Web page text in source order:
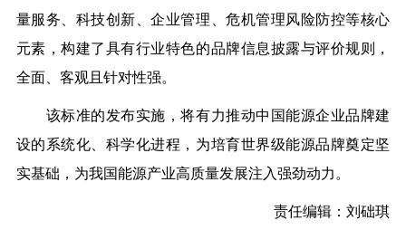
量服务、科技创新、企业管理、危机管理风险防控等核心
元素，构建了具有行业特色的品牌信息披露与评价规则，
全面、客观且针对性强。
该标准的发布实施，将有力推动中国能源企业品牌建
设的系统化、科学化进程，为培育世界级能源品牌奠定坚
实基础，为我国能源产业高质量发展注入强劲动力。
责任编辑：刘础琪